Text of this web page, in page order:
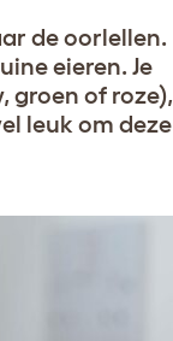
de oorlellen.
eieren. Je
groen of roze),
leuk om deze